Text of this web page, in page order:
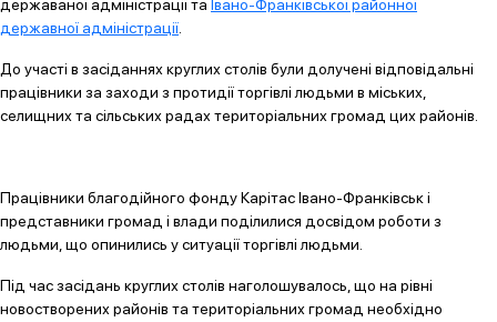
державаної адміністрації та Івано-Франківської районної
державної адміністрації
До участі в засіданнях круглих столів були долучені відповідальні
працівники за заходи з протидії торгівлі людьми в міських,
селищних та сільських радах територіальних громад цих районів.
Працівники благодійного фонду Карітас Івано-Франківськ і
представники громад і влади поділилися досвідом роботи з
людьми, що опинились у ситуації торгівлі людьми.
Під час засідань круглих столів наголошувалось, що на рівні
новостворених районів та територіальних громад необхідно